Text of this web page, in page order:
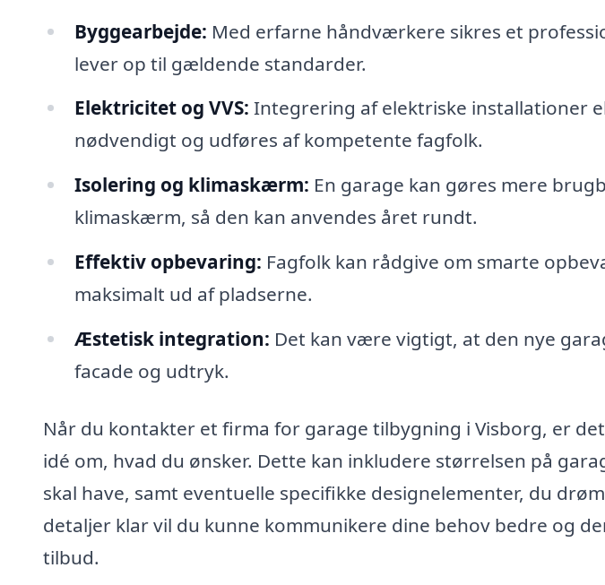
Byggearbejde: Med erfarne håndværkere sikres et
lever op til gældende standarder.
Elektricitet og VVS: Integrering af elektriske installationer
nødvendigt og udføres af kompetente fagfolk.
Isolering og klimaskærm: En garage kan gøres mere
klimaskærm, så den kan anvendes året rundt.
Effektiv opbevaring: Fagfolk kan rådgive om smarte
maksimalt ud af pladserne.
Æstetisk integration: Det kan være vigtigt, at den nye
facade og udtryk.
Når du kontakter et firma for garage tilbygning i Visborg, er
idé om, hvad du ønsker. Dette kan inkludere størrelsen på
skal have, samt eventuelle specifikke designelementer, du
detaljer klar vil du kunne kommunikere dine behov bedre og
tilbud.